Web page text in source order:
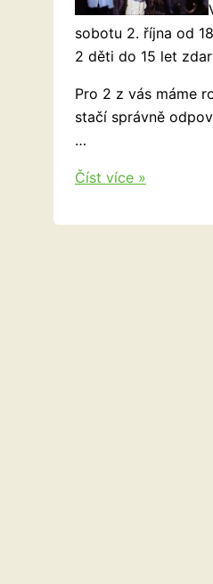
sobotu 2. října od
2 děti do 15 let
Pro 2 z vás máme
stačí správně
…
Soutěž
rodinnou
Číst více »